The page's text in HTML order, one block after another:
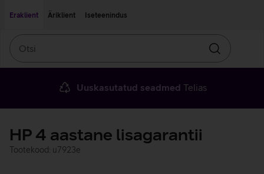
Eraklient
Äriklient Iseteenindus
Otsin
Uuskasutatud seadmed Telias
HP 4 aastane lisagarantii
Tootekood: u7923e